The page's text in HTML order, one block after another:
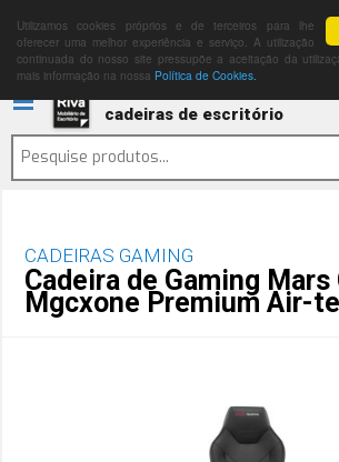
Utilizamos cookies próprios e de terceiros para lhe
oferecer uma melhor experiência e serviço. A utilização
continuada do nosso site pressupõe a aceitação da
mais informação na nossa Política de Cookies.
cadeiras de escritório
CADEIRAS GAMING
Cadeira de Gaming Mars
Mgcxone Premium Air-